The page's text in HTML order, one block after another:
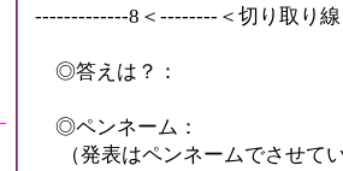
-------------8＜--------＜切り取り
◎答えは？：
◎ペンネーム：
（発表はペンネームでさせて